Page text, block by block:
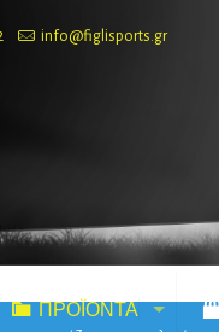
info@figlisports.gr
ΠΡΟΪΟΝΤΑ